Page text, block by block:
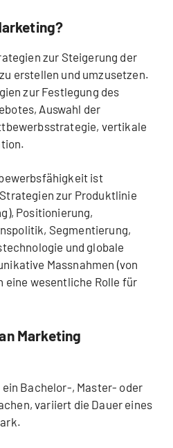
zur Steigerung der
erstellen und umzusetzen.
zur Festlegung des
Auswahl der
vertikale
ist
zur Produktlinie
Positionierung,
Segmentierung,
und globale
Massnahmen (von
eine wesentliche Rolle für
Marketing
ein Bachelor-, Master- oder
variiert die Dauer eines